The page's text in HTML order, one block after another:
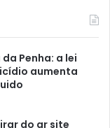
Penha: a lei
aumenta
do ar site